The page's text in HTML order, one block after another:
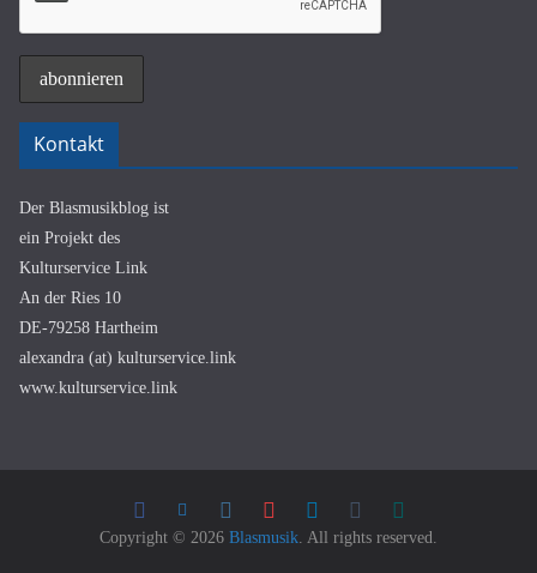
Kontakt
Der Blasmusikblog ist
ein Projekt des
Kulturservice Link
An der Ries 10
DE-79258 Hartheim
alexandra (at) kulturservice.link
www.kulturservice.link
Copyright © 2026 Blasmusik. All rights reserved.